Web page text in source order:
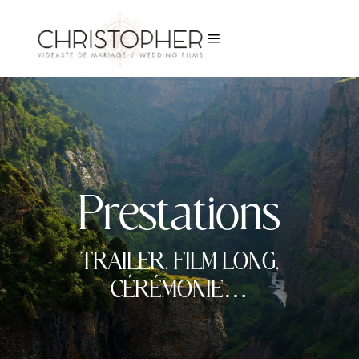
a
Prestations
TRAILER, FILM LONG,
CÉRÉMONIE…